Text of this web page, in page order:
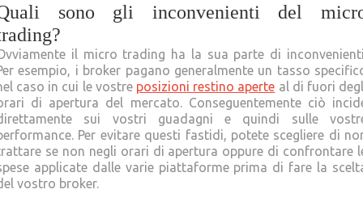
sono gli inconvenienti del
il micro trading ha la sua parte di
esempio, i broker pagano generalmente un tasso
caso in cui le vostre posizioni restino aperte al di fuori
di apertura del mercato. Conseguentemente ciò
sui vostri guadagni e quindi sulle
Per evitare questi fastidi, potete scegliere di
se non negli orari di apertura oppure di confrontare
applicate dalle varie piattaforme prima di fare la
vostro broker.